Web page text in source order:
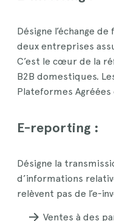
Désigne l’échange
deux entreprises
C’est le cœur de la
B2B domestiques.
Plateformes Agréées
E-reporting :
Désigne la
d’informations
relèvent pas de l’e-
Ventes à des